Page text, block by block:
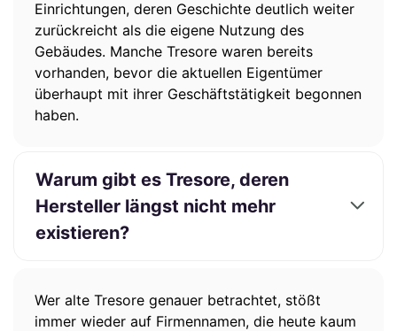
Einrichtungen, deren Geschichte deutlich weiter
zurückreicht als die eigene Nutzung des
Gebäudes. Manche Tresore waren bereits
vorhanden, bevor die aktuellen Eigentümer
überhaupt mit ihrer Geschäftstätigkeit begonnen
haben.
Warum gibt es Tresore, deren
Hersteller längst nicht mehr
existieren?
Wer alte Tresore genauer betrachtet, stößt
immer wieder auf Firmennamen, die heute kaum